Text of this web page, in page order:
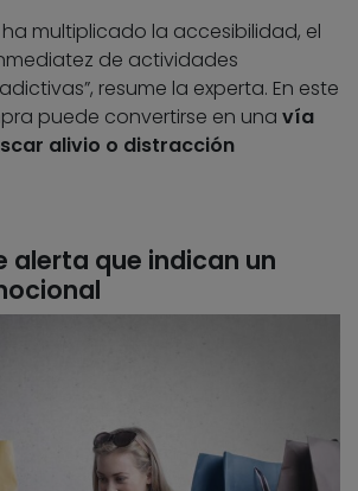
ha multiplicado la accesibilidad, el
de actividades
resume la experta. En este
puede convertirse en una vía
alivio o distracción
alerta que indican un